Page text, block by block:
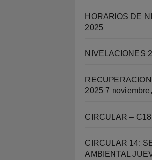
HORARIOS DE
2025
NIVELACIONES
2025 7
CIRCULAR – C18.
CIRCULAR 14:
AMBIENTAL